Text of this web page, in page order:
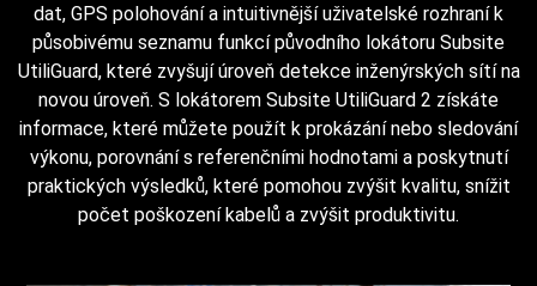
dat, GPS polohování a intuitivnější uživatelské rozhraní k
působivému seznamu funkcí původního lokátoru Subsite
UtiliGuard, které zvyšují úroveň detekce inženýrských sítí na
novou úroveň. S lokátorem Subsite UtiliGuard 2 získáte
informace, které můžete použít k prokázání nebo sledování
výkonu, porovnání s referenčními hodnotami a poskytnutí
praktických výsledků, které pomohou zvýšit kvalitu, snížit
počet poškození kabelů a zvýšit produktivitu.